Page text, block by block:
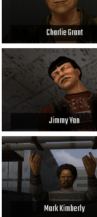
Charlie Grant
Jimmy Yan
Mark Kimberly